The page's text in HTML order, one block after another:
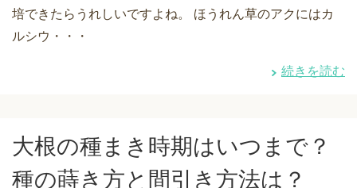
培できたらうれしいですよね。 ほうれん草のアクにはカ
ルシウ・・・
続きを読む
大根の種まき時期はいつまで？
種の蒔き方と間引き方法は？